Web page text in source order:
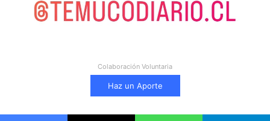
Colaboración Voluntaria
Haz un Aporte